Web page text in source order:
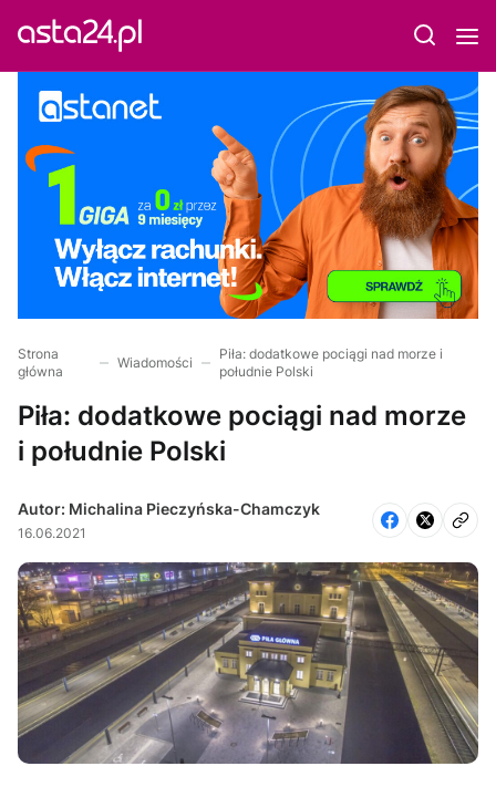
Strona
główna
Wiadomości
Piła: dodatkowe pociągi nad morze i
południe Polski
Piła: dodatkowe pociągi nad morze
i południe Polski
Autor: Michalina Pieczyńska-Chamczyk
16.06.2021